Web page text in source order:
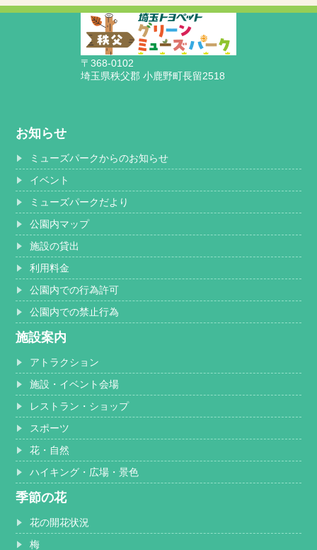
〒368-0102
埼玉県秩父郡 小鹿野町長留2518
お知らせ
ミューズパークからのお知らせ
イベント
ミューズパークだより
公園内マップ
施設の貸出
利用料金
公園内での行為許可
公園内での禁止行為
施設案内
アトラクション
施設・イベント会場
レストラン・ショップ
スポーツ
花・自然
ハイキング・広場・景色
季節の花
花の開花状況
梅